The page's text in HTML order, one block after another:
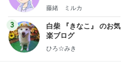
藤緒 ミルカ
3
白柴 『きなこ』 のお気
楽ブログ
ひろ☆みき